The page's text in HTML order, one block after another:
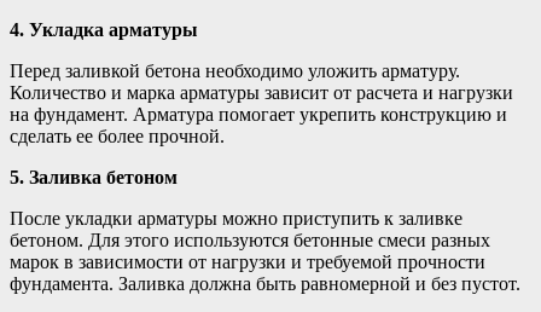
4. Укладка арматуры
Перед заливкой бетона необходимо уложить арматуру.
Количество и марка арматуры зависит от расчета и нагрузки
на фундамент. Арматура помогает укрепить конструкцию и
сделать ее более прочной.
5. Заливка бетоном
После укладки арматуры можно приступить к заливке
бетоном. Для этого используются бетонные смеси разных
марок в зависимости от нагрузки и требуемой прочности
фундамента. Заливка должна быть равномерной и без пустот.